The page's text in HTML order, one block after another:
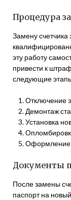
Процедура
Замену счетчика
эту работу
привести к
следующие
Отключение
Демонтаж
Установка
Оформление
Документы
После замены
паспорт на